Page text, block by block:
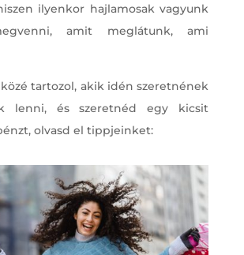
ilyenkor hajlamosak vagyunk
amit meglátunk, ami
közé tartozol, akik idén szeretnének
lenni, és szeretnéd egy kicsit
olvasd el tippjeinket: